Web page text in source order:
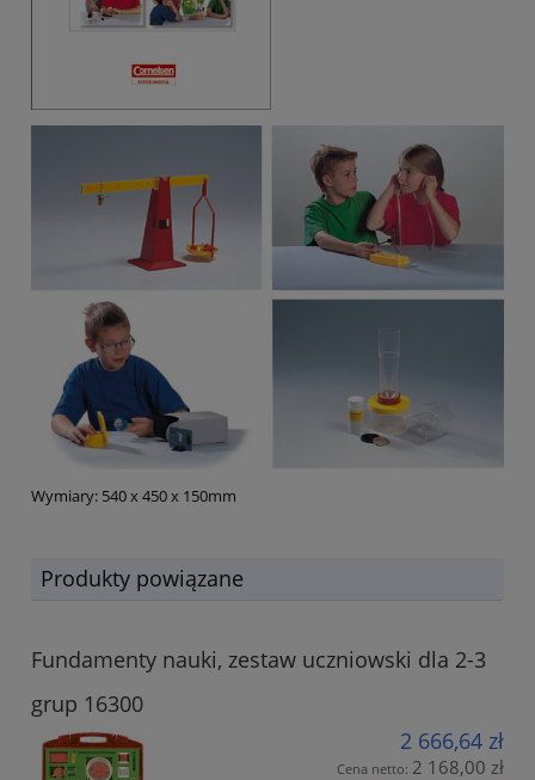
Wymiary: 540 x 450 x 150mm
Produkty powiązane
Fundamenty nauki, zestaw uczniowski dla 2-3
grup 16300
2 666,64 zł
Cena netto: 2 168,00 zł